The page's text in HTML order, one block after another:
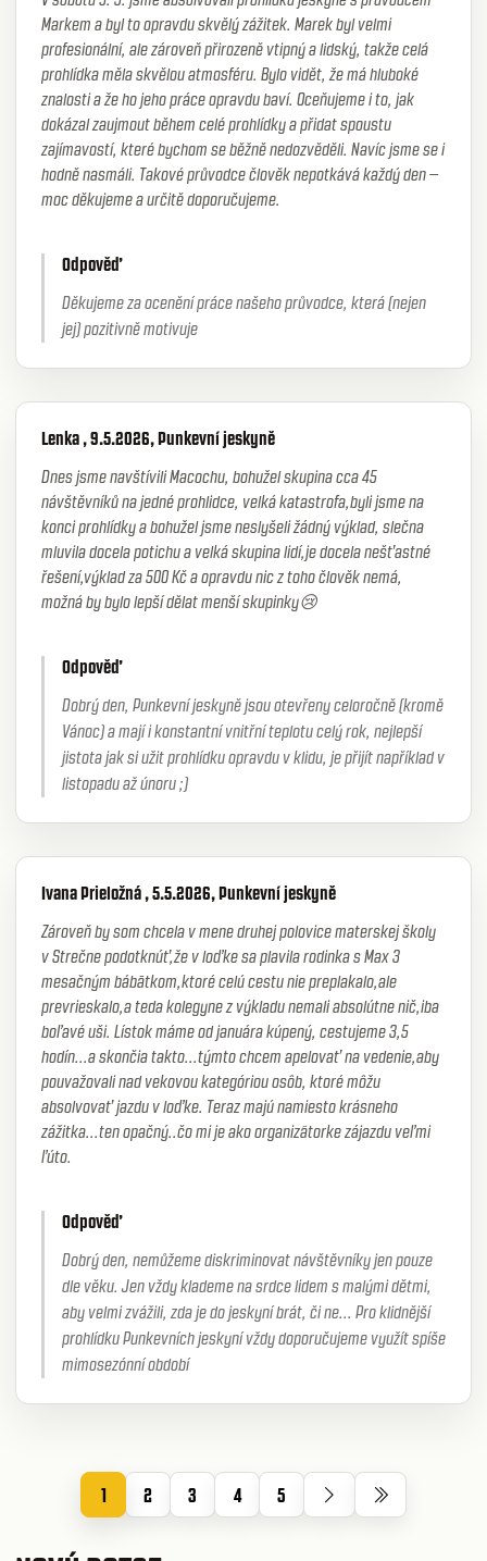
Markem a byl to opravdu skvělý zážitek. Marek byl velmi
profesionální, ale zároveň přirozeně vtipný a lidský, takže celá
prohlídka měla skvělou atmosféru. Bylo vidět, že má hluboké
znalosti a že ho jeho práce opravdu baví. Oceňujeme i to, jak
dokázal zaujmout během celé prohlídky a přidat spoustu
zajímavostí, které bychom se běžně nedozvěděli. Navíc jsme se i
hodně nasmáli. Takové průvodce člověk nepotkává každý den –
moc děkujeme a určitě doporučujeme.
Odpověď
Děkujeme za ocenění práce našeho průvodce, která (nejen
jej) pozitivně motivuje
Lenka , 9.5.2026, Punkevní jeskyně
Dnes jsme navštívili Macochu, bohužel skupina cca 45
návštěvníků na jedné prohlidce, velká katastrofa,byli jsme na
konci prohlídky a bohužel jsme neslyšeli žádný výklad, slečna
mluvila docela potichu a velká skupina lidí,je docela nešťastné
řešení,výklad za 500 Kč a opravdu nic z toho člověk nemá,
možná by bylo lepší dělat menší skupinky😢
Odpověď
Dobrý den, Punkevní jeskyně jsou otevřeny celoročně (kromě
Vánoc) a mají i konstantní vnitřní teplotu celý rok, nejlepší
jistota jak si užit prohlídku opravdu v klidu, je přijít například v
listopadu až únoru ;)
Ivana Prieložná , 5.5.2026, Punkevní jeskyně
Zároveň by som chcela v mene druhej polovice materskej školy
v Strečne podotknúť,že v loďke sa plavila rodinka s Max 3
mesačným bábātkom,ktoré celú cestu nie preplakalo,ale
prevrieskalo,a teda kolegyne z výkladu nemali absolútne nič,iba
boľavé uši. Lístok máme od januára kúpený, cestujeme 3,5
hodín...a skončia takto...týmto chcem apelovať na vedenie,aby
pouvažovali nad vekovou kategóriou osôb, ktoré môžu
absolvovať jazdu v loďke. Teraz majú namiesto krásneho
zážitka...ten opačný..čo mi je ako organizãtorke zájazdu veľmi
ľúto.
Odpověď
Dobrý den, nemůžeme diskriminovat návštěvníky jen pouze
dle věku. Jen vždy klademe na srdce lidem s malými dětmi,
aby velmi zvážili, zda je do jeskyní brát, či ne... Pro klidnější
prohlídku Punkevních jeskyní vždy doporučujeme využít spíše
mimosezónní období
1 2 3 4 5